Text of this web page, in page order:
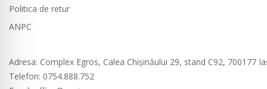
Politica de retur
ANPC
Adresa: Complex Egros, Calea Chișinăului 29, stand C92, 700177
Telefon: 0754.888.752